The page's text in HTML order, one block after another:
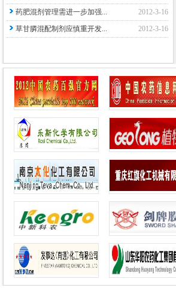
药肥混剂管理需进一步加强...
2012-3-16
草甘膦混配制剂应慎重开发...
2012-3-16